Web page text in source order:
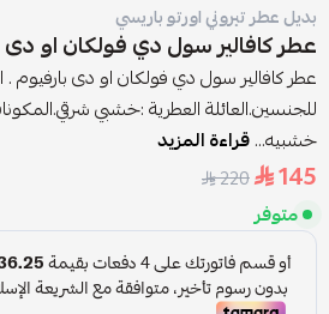
بديل عطر تيروني اورتو باريسي
عطر كافالير سول دي فولكان او دى
للجنسين.العائلة العطرية :خشبي
خشبيه...قراءة المزيد
145
220
متوفر